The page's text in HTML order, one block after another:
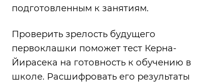
подготовленным к занятиям.
Проверить зрелость будущего
первоклашки поможет тест Керна-
Йирасека на готовность к обучению в
школе. Расшифровать его результаты